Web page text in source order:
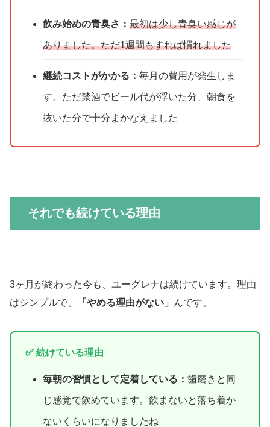
飲み始めの青臭さ：最初は少し青臭い感じが
ありました。ただ1週間もすれば慣れました
継続コストがかかる：毎月の費用が発生しま
す。ただ禁酒でビール代が浮いた分、朝食を
抜いた分で十分まかなえました
それでも続けている理由
3ヶ月が終わった今も、ユーグレナは続けています。理由
はシンプルで、
「やめる理由がない」 んです。
✅ 続けている理由
毎朝の習慣として定着している：歯磨きと同
じ感覚で飲めています。飲まないと落ち着か
ないくらいになりましたね